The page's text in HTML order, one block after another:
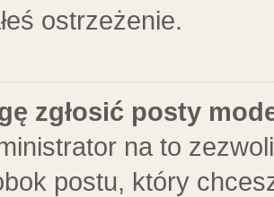
ostrzeżenie.
zgłosić posty
na to
postu, który